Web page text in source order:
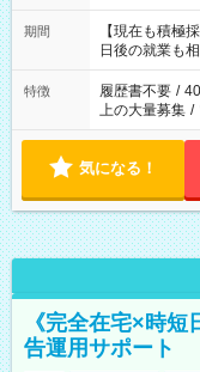
い」 「余裕を
たくない」 など
の方へ 今ご覧
の勤務時間。
期間
【現在も積極
日後の就業も
特徴 履歴書不要 /
上の大量募集 /
気になる！
《完全在宅×時
告運用サポート